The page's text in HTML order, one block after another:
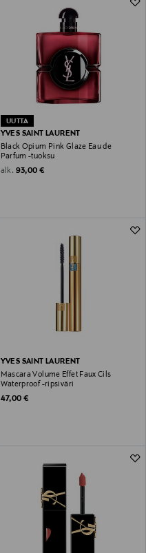
UUTTA
YVES SAINT LAURENT
Black Opium Pink Glaze Eau de
Parfum -tuoksu
alk. Original Price
93,00 €
YVES SAINT LAURENT
Mascara Volume Effet Faux Cils
Waterproof -ripsiväri
Original Price
47,00 €